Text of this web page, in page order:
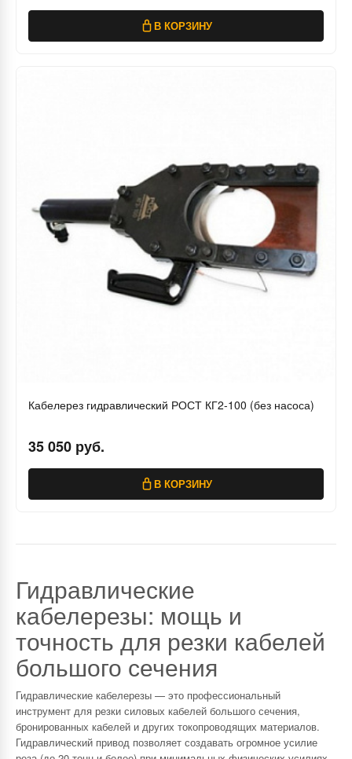
В КОРЗИНУ
Кабелерез гидравлический РОСТ КГ2-100 (без насоса)
35 050 руб.
В КОРЗИНУ
Гидравлические
кабелерезы: мощь и
точность для резки кабелей
большого сечения
Гидравлические кабелерезы — это профессиональный
инструмент для резки силовых кабелей большого сечения,
бронированных кабелей и других токопроводящих материалов.
Гидравлический привод позволяет создавать огромное усилие